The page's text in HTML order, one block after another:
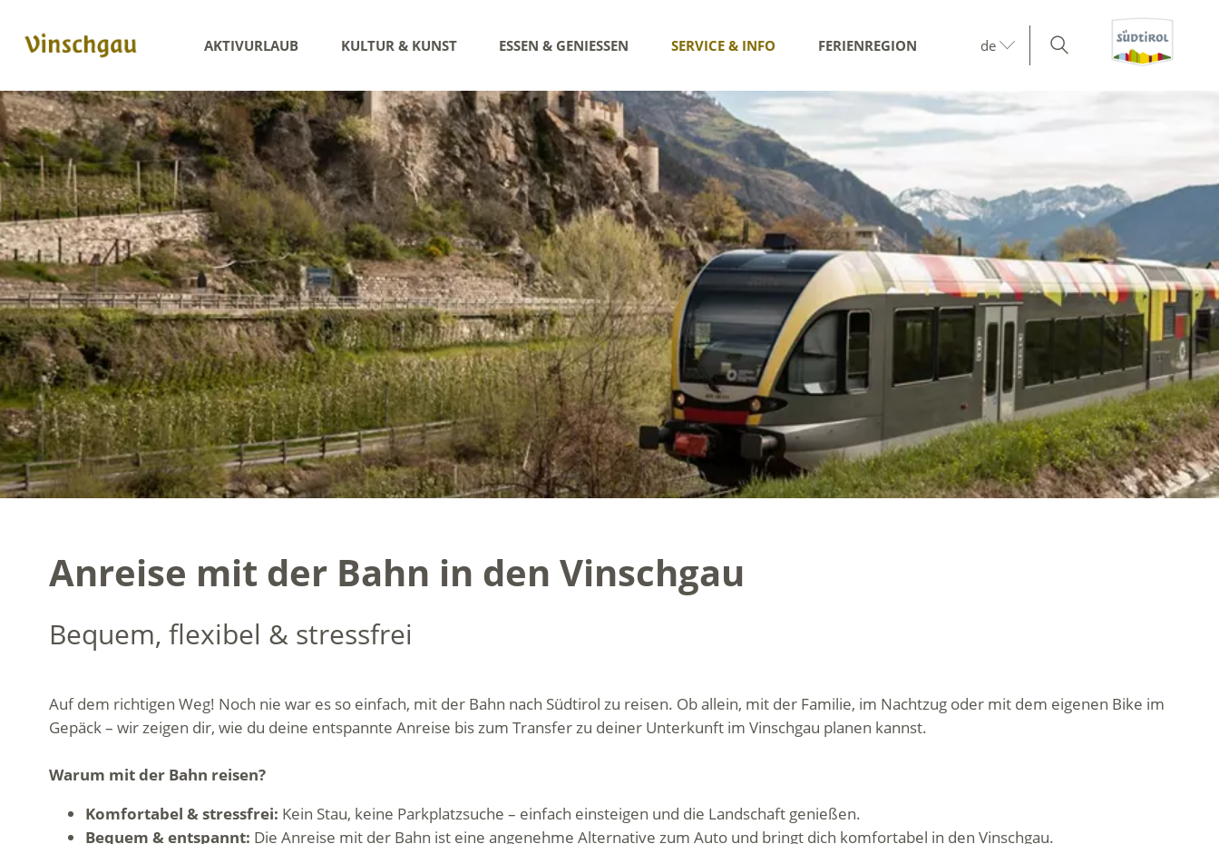
AKTIVURLAUB KULTUR & KUNST ESSEN & GENIESSEN SERVICE & INFO FERIENREGION de
Anreise mit der Bahn in den Vinschgau
Bequem, flexibel & stressfrei
Auf dem richtigen Weg! Noch nie war es so einfach, mit der Bahn nach Südtirol zu reisen. Ob allein, mit der Familie, im Nachtzug oder mit dem eigenen Bike im
Gepäck – wir zeigen dir, wie du deine entspannte Anreise bis zum Transfer zu deiner Unterkunft im Vinschgau planen kannst.
Warum mit der Bahn reisen?
Komfortabel & stressfrei: Kein Stau, keine Parkplatzsuche – einfach einsteigen und die Landschaft genießen.
Bequem & entspannt: Die Anreise mit der Bahn ist eine angenehme Alternative zum Auto und bringt dich komfortabel in den Vinschgau.